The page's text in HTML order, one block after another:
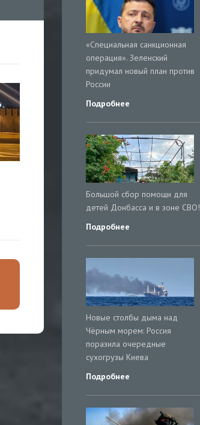
«Специальная санкционная
операция». Зеленский
придумал новый план против
России
Подробнее
Большой сбор помощи для
детей Донбасса и в зоне СВО!
Подробнее
Новые столбы дыма над
Чёрным морем: Россия
поразила очередные
сухогрузы Киева
Подробнее